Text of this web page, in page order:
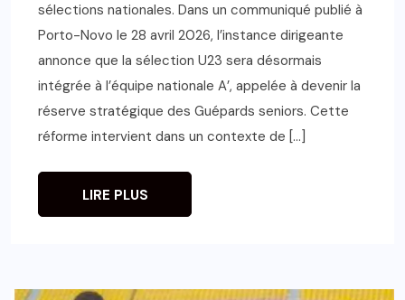
sélections nationales. Dans un communiqué publié à
Porto-Novo le 28 avril 2026, l’instance dirigeante
annonce que la sélection U23 sera désormais
intégrée à l’équipe nationale A’, appelée à devenir la
réserve stratégique des Guépards seniors. Cette
réforme intervient dans un contexte de […]
LIRE PLUS